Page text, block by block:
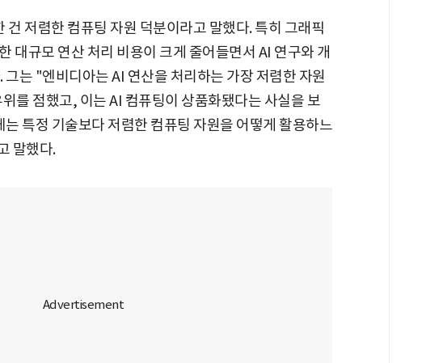
건 저렴한 컴퓨팅 자원 덕분이라고 말했다. 특히 그래픽
대규모 연산 처리 비용이 크게 줄어들면서 AI 연구와 개
는 "엔비디아는 AI 연산을 처리하는 가장 저렴한 자원
를 점했고, 이는 AI 컴퓨팅이 상품화됐다는 사실을 보
특정 기술보다 저렴한 컴퓨팅 자원을 어떻게 활용하느
말했다.